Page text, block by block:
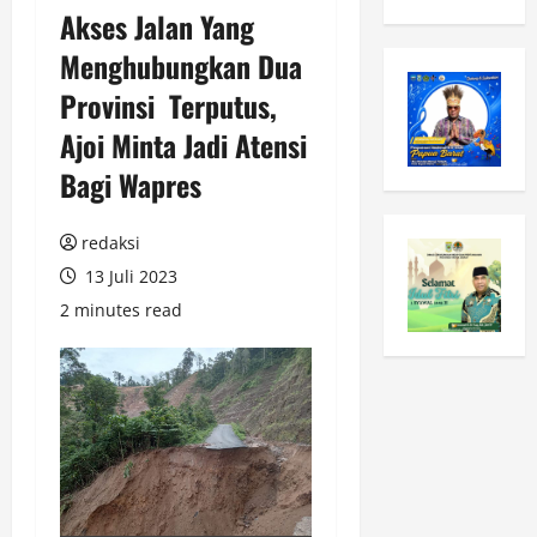
Akses Jalan Yang
Menghubungkan Dua
Provinsi Terputus,
Ajoi Minta Jadi Atensi
Bagi Wapres
redaksi
13 Juli 2023
2 minutes read